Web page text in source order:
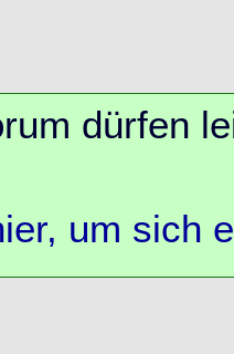
dürfen
um sich